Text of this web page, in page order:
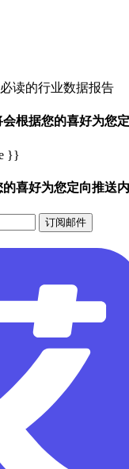
读的行业数据报告
根据您的喜好为您定
}}
喜好为您定向推送内
订阅邮件